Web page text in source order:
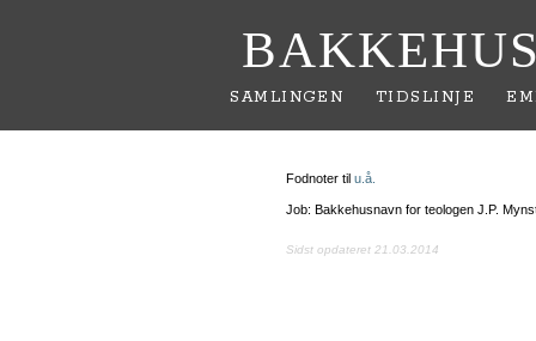
SAMLINGEN TIDSLINJE
Fodnoter til u.å.
Job: Bakkehusnavn for teologen J.P.
Sidst opdateret 21.03.2014